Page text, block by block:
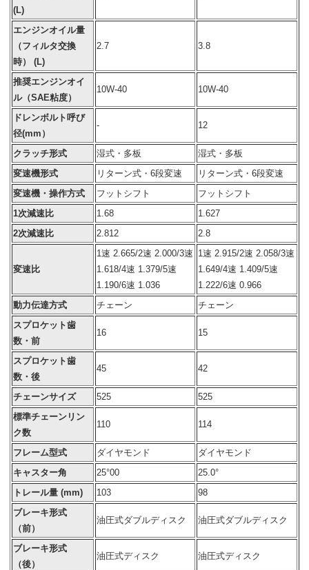
(L)
エンジンオイル量
（フィルタ交換
時） (L)
2.7 3.8
推奨エンジンオイ
ル（SAE粘度）
10W-40 10W-40
ドレンボルト呼び
径(mm）
- 12
クラッチ形式 湿式・多板
湿式・多板
変速機形式
リターン式・6段変速
リターン式・6段変速
変速機・操作方式
フットシフト
フットシフト
1次減速比
1.68
1.627
2次減速比
2.812 2.8
変速比
1速 2.665/2速 2.000/3速
1.618/4速 1.379/5速
1.190/6速 1.036
1速 2.915/2速 2.058/3速
1.649/4速 1.409/5速
1.222/6速 0.966
動力伝達方式
チェーン
チェーン
スプロケット歯
数・前
16 15
スプロケット歯
数・後
45 42
チェーンサイズ 525
525
標準チェーンリン
ク数
110 114
フレーム型式 ダイヤモンド
ダイヤモンド
キャスター角
25°00
25.0°
トレール量 (mm)
103
98
ブレーキ形式
（前）
油圧式ダブルディスク 油圧式ダブルディスク
ブレーキ形式
（後）
油圧式ディスク 油圧式ディスク